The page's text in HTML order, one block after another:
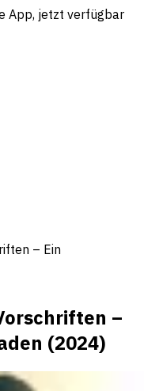
App, jetzt verfügbar
– Ein
–
(2024)